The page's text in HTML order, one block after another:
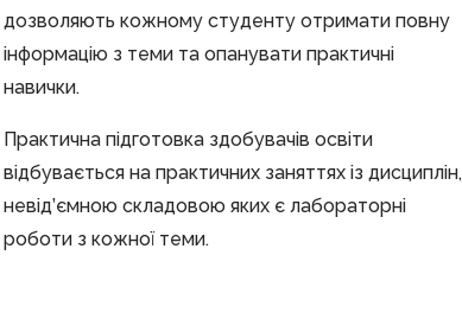
дозволяють кожному студенту отримати повну
інформацію з теми та опанувати практичні
навички.
Практична підготовка здобувачів освіти
відбувається на практичних заняттях із дисциплін,
невід’ємною складовою яких є лабораторні
роботи з кожної теми.